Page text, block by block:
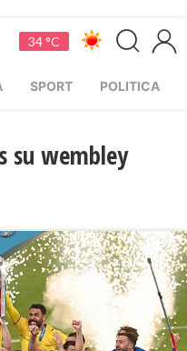
34 °C
SPORT POLITICA
su wembley